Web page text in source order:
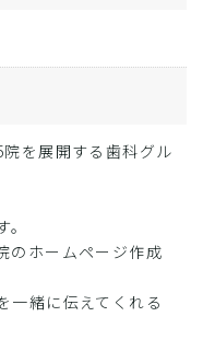
を展開する歯科グル
のホームページ作成
一緒に伝えてくれる